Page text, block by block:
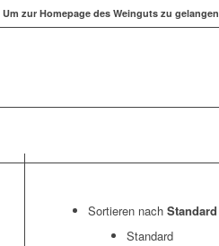
Um zur Homepage des Weinguts zu gelangen
Sortieren nach Standard
Standard